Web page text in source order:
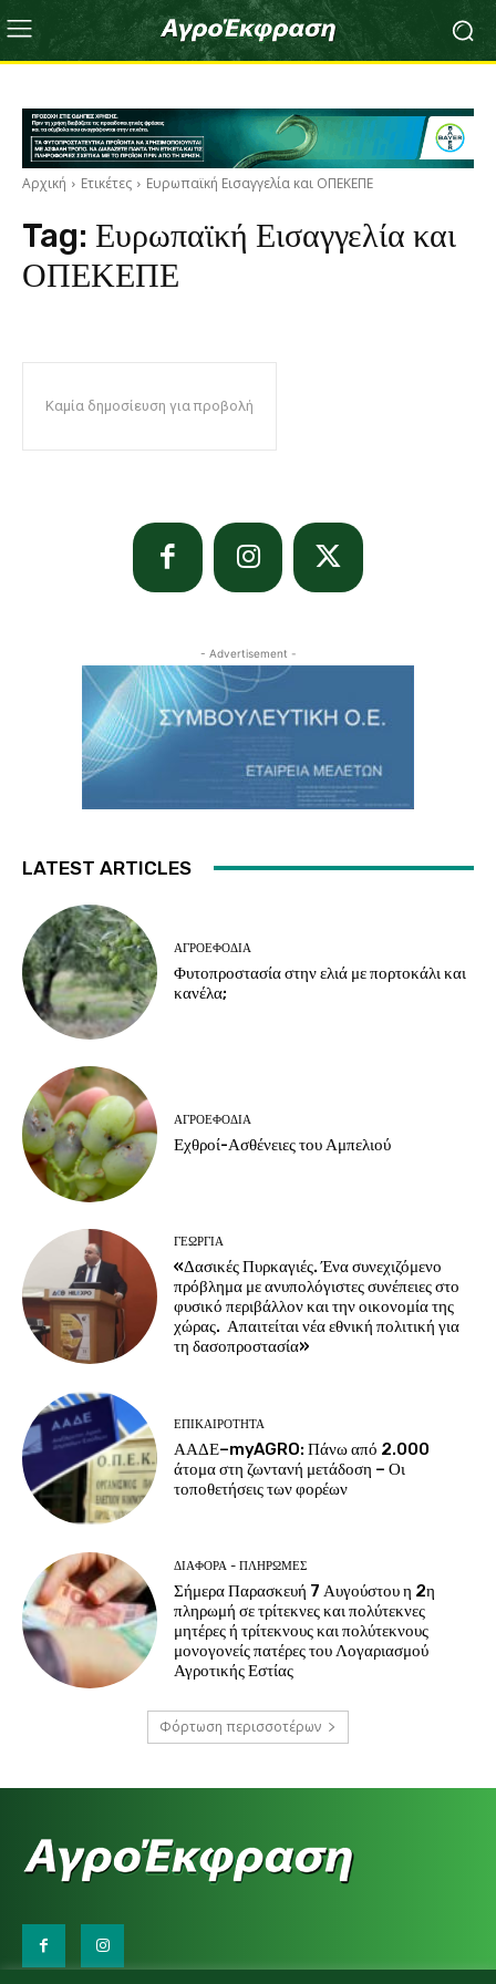
Αρχική Ετικέτες Ευρωπαϊκή Εισαγγελία και ΟΠΕΚΕΠΕ
Tag: Ευρωπαϊκή Εισαγγελία και
ΟΠΕΚΕΠΕ
Καμία δημοσίευση για προβολή
- Advertisement -
LATEST ARTICLES
ΑΓΡΟΕΦΌΔΙΑ
Φυτοπροστασία στην ελιά με πορτοκάλι και
κανέλα;
ΑΓΡΟΕΦΌΔΙΑ
Εχθροί-Ασθένειες του Αμπελιού
ΓΕΩΡΓΊΑ
«Δασικές Πυρκαγιές. Ένα συνεχιζόμενο
πρόβλημα με ανυπολόγιστες συνέπειες στο
φυσικό περιβάλλον και την οικονομία της
χώρας. Απαιτείται νέα εθνική πολιτική για
τη δασοπροστασία»
ΕΠΙΚΑΙΡΌΤΗΤΑ
ΑΑΔΕ–myAGRO: Πάνω από 2.000
άτομα στη ζωντανή μετάδοση – Οι
τοποθετήσεις των φορέων
ΔΙΆΦΟΡΑ - ΠΛΗΡΩΜΈΣ
Σήμερα Παρασκευή 7 Αυγούστου η 2η
πληρωμή σε τρίτεκνες και πολύτεκνες
μητέρες ή τρίτεκνους και πολύτεκνους
μονογονείς πατέρες του Λογαριασμού
Αγροτικής Εστίας
Φόρτωση περισσοτέρων